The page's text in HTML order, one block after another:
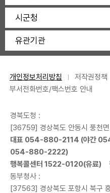
시군청
유관기관
개인정보처리방침 저작권정책
부서전화번호/팩스번호 안내
경북도청 :
[36759] 경상북도 안동시 풍천
대표 054-880-2114 (야간
054-880-2222)
행복콜센터 1522-0120(유료)
동부청사 :
[37563] 경상북도 포항시 북구